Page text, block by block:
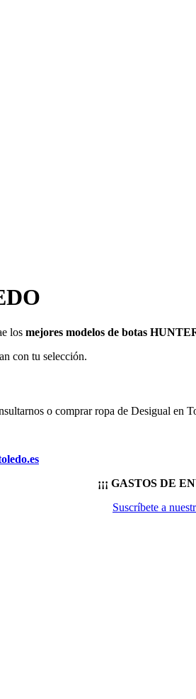
los mejores modelos de botas
con tu selección.
o comprar ropa de Desigual en
¡¡¡ GASTOS DE
Suscríbete a